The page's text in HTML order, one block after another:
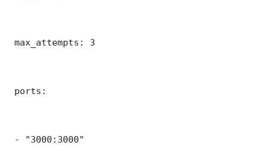
max_attempts: 3
ports:
- "3000:3000"